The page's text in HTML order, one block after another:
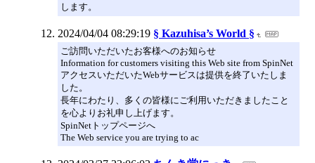
します。
2024/04/04 08:29:19 § Kazuhisa’s World §
ご訪問いただいたお客様へのお知らせ
Information for customers visiting this Web site from SpinNet
アクセスいただいたWebサービスは提供を終了いたしま
した。
長年にわたり、多くの皆様にご利用いただきましたこと
を心よりお礼申し上げます。
SpinNetトップページへ
The Web service you are trying to ac